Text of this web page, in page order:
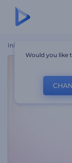
Início
Would you like